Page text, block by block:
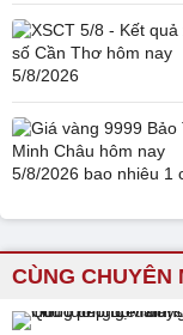
CÙNG CHUYÊN